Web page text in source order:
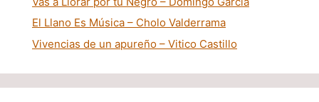
El Llano Es Música – Cholo Valderrama
Vivencias de un apureño – Vitico Castillo